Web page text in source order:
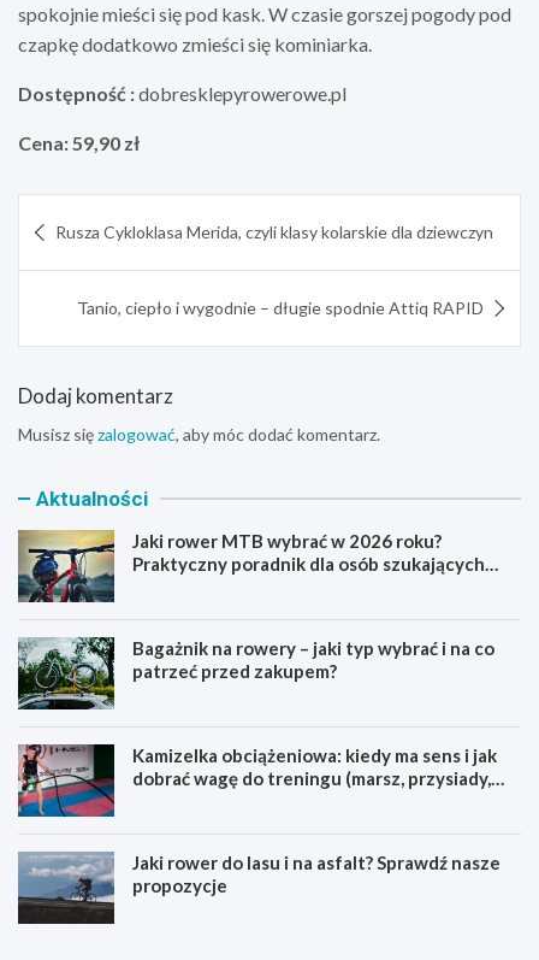
spokojnie mieści się pod kask. W czasie gorszej pogody pod
czapkę dodatkowo zmieści się kominiarka.
Dostępność :dobresklepyrowerowe.pl
Cena: 59,90 zł
wpisu
Rusza Cykloklasa Merida, czyli klasy kolarskie dla dziewczyn
Tanio, ciepło i wygodnie – długie spodnie Attiq RAPID
Dodaj komentarz
Musisz sięzalogować, aby móc dodać komentarz.
Aktualności
Jaki rower MTB wybrać w 2026 roku?
Praktyczny poradnik dla osób szukających
Bagażnik na rowery – jaki typ wybrać i na co
patrzeć przed zakupem?
Kamizelka obciążeniowa: kiedy ma sens i jak
dobrać wagę do treningu (marsz, przysiady,
Jaki rower do lasu i na asfalt? Sprawdź nasze
propozycje
J
B